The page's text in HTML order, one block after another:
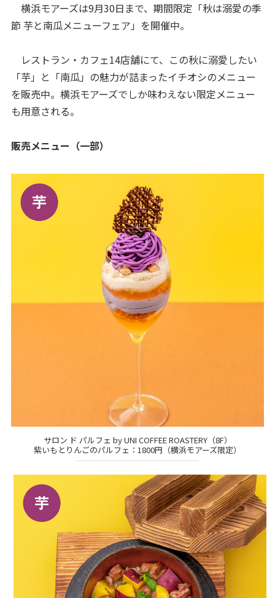
横浜モアーズは9月30日まで、期間限定「秋は溺愛の季
節 芋と南瓜メニューフェア」を開催中。
レストラン・カフェ14店舗にて、この秋に溺愛したい
「芋」と「南瓜」の魅力が詰まったイチオシのメニュー
を販売中。横浜モアーズでしか味わえない限定メニュー
も用意される。
販売メニュー（一部）
サロン ド パルフェ by UNI COFFEE ROASTERY（8F）
紫いもとりんごのパルフェ：1800円（横浜モアーズ限定）